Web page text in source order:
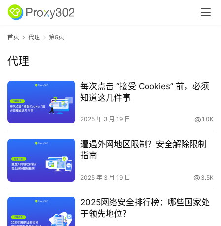
首页 代理 第5页
代理
每次点击 “接受 Cookies” 前，必须
知道这几件事
2025 年 3 月 19 日 1.0K
遭遇外网地区限制？安全解除限制
指南
2025 年 3 月 19 日 3.5K
2025网络安全排行榜：哪些国家处
于领先地位？